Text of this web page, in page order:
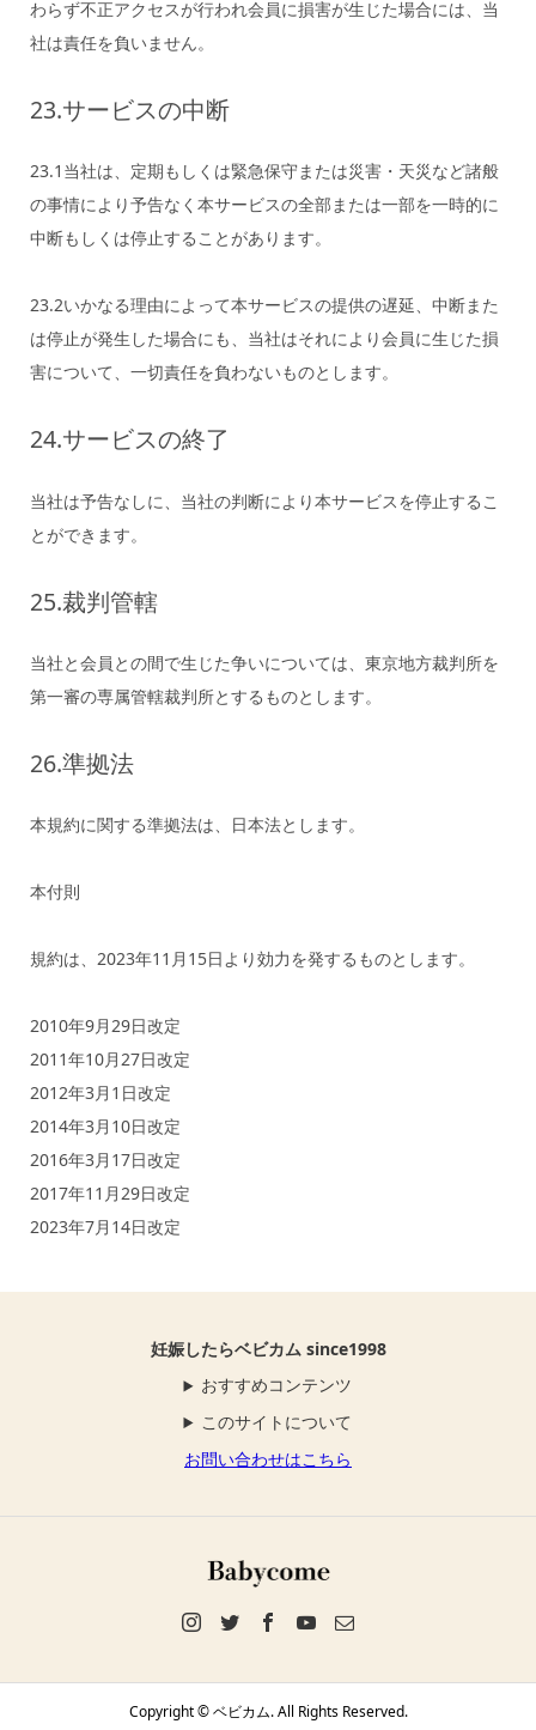
わらず不正アクセスが行われ会員に損害が生じた場合には、当
社は責任を負いません。
23.サービスの中断
23.1当社は、定期もしくは緊急保守または災害・天災など諸般
の事情により予告なく本サービスの全部または一部を一時的に
中断もしくは停止することがあります。
23.2いかなる理由によって本サービスの提供の遅延、中断また
は停止が発生した場合にも、当社はそれにより会員に生じた損
害について、一切責任を負わないものとします。
24.サービスの終了
当社は予告なしに、当社の判断により本サービスを停止するこ
とができます。
25.裁判管轄
当社と会員との間で生じた争いについては、東京地方裁判所を
第一審の専属管轄裁判所とするものとします。
26.準拠法
本規約に関する準拠法は、日本法とします。
本付則
規約は、2023年11月15日より効力を発するものとします。
2010年9月29日改定
2011年10月27日改定
2012年3月1日改定
2014年3月10日改定
2016年3月17日改定
2017年11月29日改定
2023年7月14日改定
妊娠したらベビカム since1998
おすすめコンテンツ
このサイトについて
お問い合わせはこちら
Copyright ©ベビカム. All Rights Reserved.